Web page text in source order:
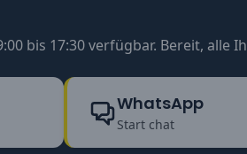
bis 17:30 verfügbar. Bereit, alle
WhatsApp
Start chat